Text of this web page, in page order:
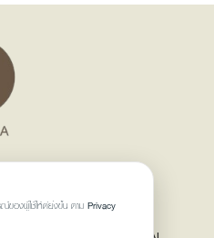
SERVI
WE ARE PASSIONATE
ของผู้ใช้ให้ดียิ่งขึ้น ตาม Privacy